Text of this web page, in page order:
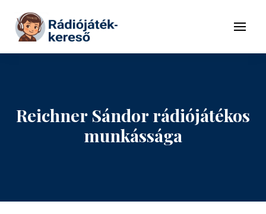
Tovább a tartalomhoz
Menü
Reichner Sándor rádiójátékos
munkássága